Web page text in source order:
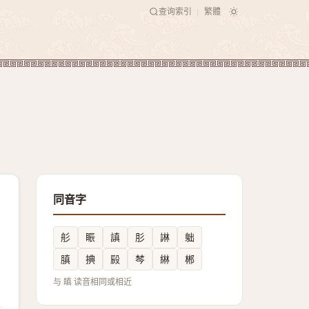
查询索引 繁體
同音字
䑣 䀼 謓 肜 諃
䠳
䐜
捵 㲀 棽 綝 郴
与 瞋 读音相同或相近